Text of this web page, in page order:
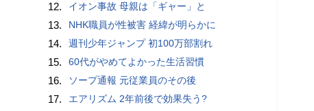
12. イオン事故 母親は「ギャー」と
13. NHK職員が性被害 経緯が明らかに
14. 週刊少年ジャンプ 初100万部割れ
15. 60代がやめてよかった生活習慣
16. ソープ通報 元従業員のその後
17. エアリズム 2年前後で効果失う?